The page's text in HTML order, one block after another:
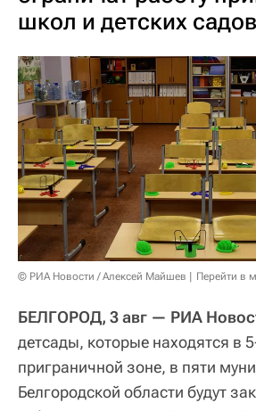
школ и детских садов
© РИА Новости / Алексей Майшев Перейти в
БЕЛГОРОД, 3 авг — РИА
детсады, которые находятся в
приграничной зоне, в пяти
Белгородской области будут